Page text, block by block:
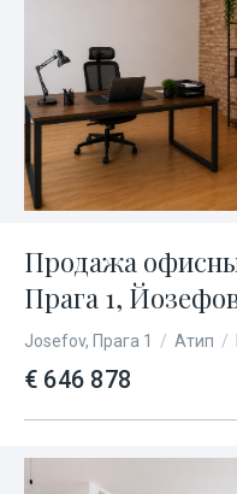
Продажа
Прага 1,
Josefov, Прага 1 / Атип /
€ 646 878